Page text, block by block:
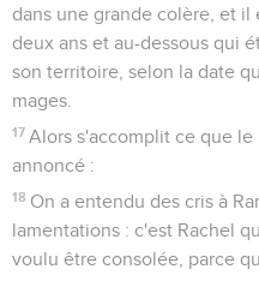
dans une grande colère, et
deux ans et au-dessous qui
son territoire, selon la date
mages.
17 Alors s'accomplit ce que
annoncé :
18 On a entendu des cris à
lamentations : c'est Rachel
voulu être consolée, parce